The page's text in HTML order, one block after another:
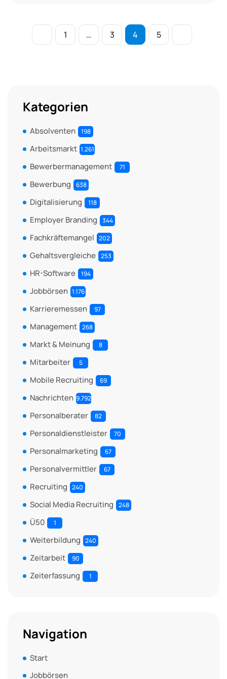
1 … 3 4 5
Kategorien
Absolventen 198
Arbeitsmarkt 1.261
Bewerbermanagement 71
Bewerbung 638
Digitalisierung 118
Employer Branding 344
Fachkräftemangel 202
Gehaltsvergleiche 253
HR-Software 194
Jobbörsen 1.176
Karrieremessen 97
Management 268
Markt & Meinung 8
Mitarbeiter 5
Mobile Recruiting 69
Nachrichten 9.792
Personalberater 82
Personaldienstleister 70
Personalmarketing 67
Personalvermittler 67
Recruiting 240
Social Media Recruiting 248
Ü50 1
Weiterbildung 240
Zeitarbeit 90
Zeiterfassung 1
Navigation
Start
Jobbörsen